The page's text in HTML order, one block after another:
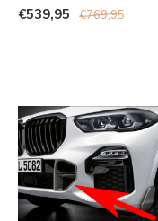
€539,95
€769,95